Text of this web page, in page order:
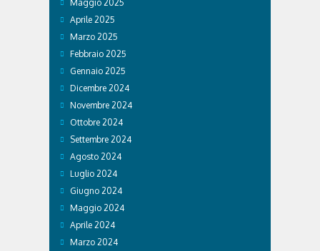
Maggio 2025
Aprile 2025
Marzo 2025
Febbraio 2025
Gennaio 2025
Dicembre 2024
Novembre 2024
Ottobre 2024
Settembre 2024
Agosto 2024
Luglio 2024
Giugno 2024
Maggio 2024
Aprile 2024
Marzo 2024